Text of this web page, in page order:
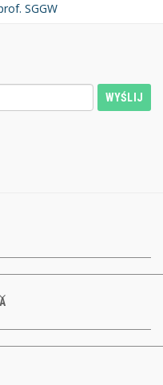
SGGW
WYŚLIJ